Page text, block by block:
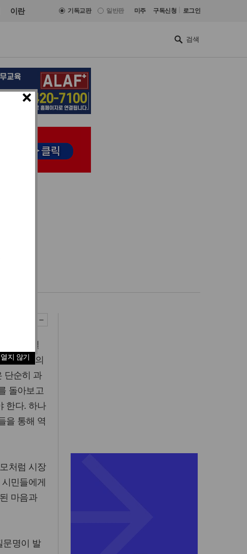
이란 기독교판 일반판 미주 구독신청 로그인
×
지 않기
)
코 저절
선열들의
단순히 과
돌아보고
한다. 하나
을 통해 역
처럼 시장
민들에게
마음과
문명이 발